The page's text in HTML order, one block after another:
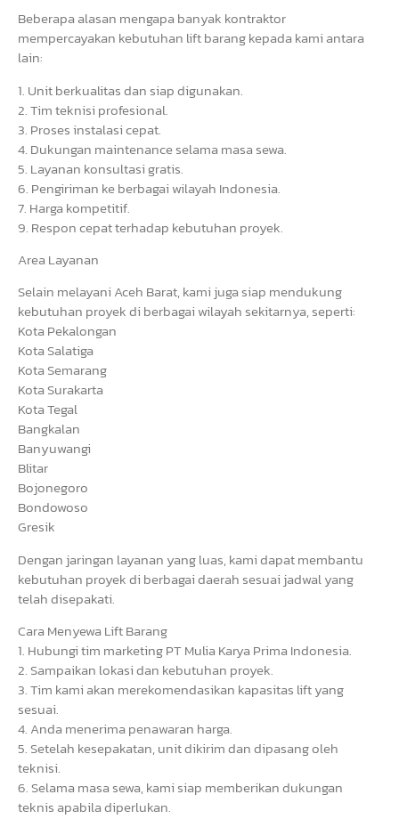
Beberapa alasan mengapa banyak kontraktor
mempercayakan kebutuhan lift barang kepada kami antara
lain:
1. Unit berkualitas dan siap digunakan.
2. Tim teknisi profesional.
3. Proses instalasi cepat.
4. Dukungan maintenance selama masa sewa.
5. Layanan konsultasi gratis.
6. Pengiriman ke berbagai wilayah Indonesia.
7. Harga kompetitif.
9. Respon cepat terhadap kebutuhan proyek.
Area Layanan
Selain melayani Aceh Barat, kami juga siap mendukung
kebutuhan proyek di berbagai wilayah sekitarnya, seperti:
Kota Pekalongan
Kota Salatiga
Kota Semarang
Kota Surakarta
Kota Tegal
Bangkalan
Banyuwangi
Blitar
Bojonegoro
Bondowoso
Gresik
Dengan jaringan layanan yang luas, kami dapat membantu
kebutuhan proyek di berbagai daerah sesuai jadwal yang
telah disepakati.
Cara Menyewa Lift Barang
1. Hubungi tim marketing PT Mulia Karya Prima Indonesia.
2. Sampaikan lokasi dan kebutuhan proyek.
3. Tim kami akan merekomendasikan kapasitas lift yang
sesuai.
4. Anda menerima penawaran harga.
5. Setelah kesepakatan, unit dikirim dan dipasang oleh
teknisi.
6. Selama masa sewa, kami siap memberikan dukungan
teknis apabila diperlukan.